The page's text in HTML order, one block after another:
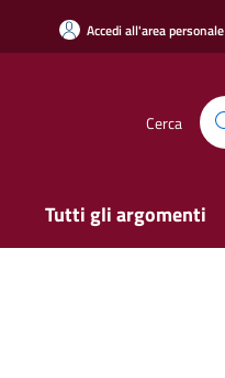
Accedi all'area personale
Cerca
Tutti gli argomenti